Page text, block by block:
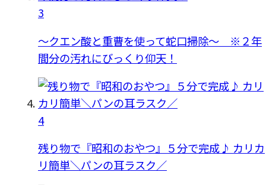
3
〜クエン酸と重曹を使って蛇口掃除〜 ※２年
間分の汚れにびっくり仰天！
4
残り物で『昭和のおやつ』５分で完成♪ カリカ
リ簡単＼パンの耳ラスク／